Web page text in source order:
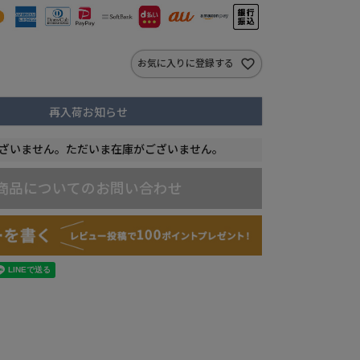
お気に入りに登録する
再入荷お知らせ
いません。ただいま在庫がございません。
品についてのお問い合わせ